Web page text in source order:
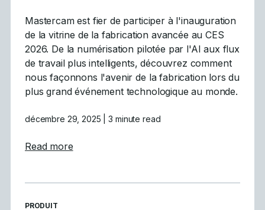
Mastercam est fier de participer à l'inauguration
de la vitrine de la fabrication avancée au CES
2026. De la numérisation pilotée par l'AI aux flux
de travail plus intelligents, découvrez comment
nous façonnons l'avenir de la fabrication lors du
plus grand événement technologique au monde.
décembre 29, 2025 | 3 minute read
Read moreabout Mastercam participe à la vitrine
READ MORE ARTICLES ABOUT
PRODUIT